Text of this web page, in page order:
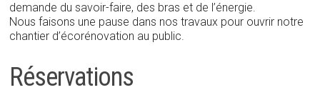
demande du savoir-faire, des bras et de l’énergie.
Nous faisons une pause dans nos travaux pour ouvrir notre
chantier d’écorénovation au public.
Réservations